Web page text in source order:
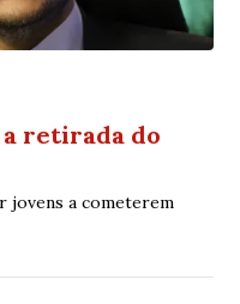
retirada do
jovens a cometerem